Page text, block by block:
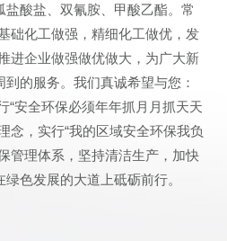
酸盐、双氰胺、甲酸乙酯。常
础化工做强，精细化工做优，发
进企业做强做优做大，为广大新
的服务。我们真诚希望与您：
“安全环保必须年年抓月月抓天天
念，实行“我的区域安全环保我负
管理体系，坚持清洁生产，加快
色发展的大道上砥砺前行。